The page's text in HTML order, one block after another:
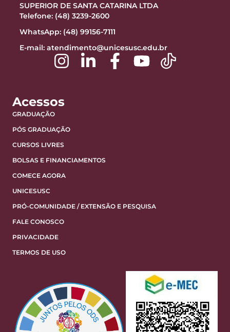
SUPERIOR DE SANTA CATARINA LTDA
Telefone: (48) 3239-2600
WhatsApp: (48) 99156-7111
E-mail: atendimento@unicesusc.edu.br
Acessos
GRADUAÇÃO
PÓS GRADUAÇÃO
CURSOS LIVRES
BOLSAS E FINANCIAMENTOS
COMECE AGORA
UNICESUSC
PRÓ-COMUNIDADE / EXTENSÃO E PESQUISA
FALE CONOSCO
PRIVACIDADE
TERMOS DE USO